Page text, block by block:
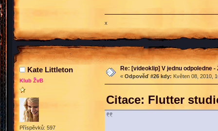
x
Kate Littleton
Klub ŽvB
Příspěvků: 597
Re: [videoklip] V jednu odpoledne
« Odpověď #26 kdy: Květen 08, 2010,
Citace: Flutter